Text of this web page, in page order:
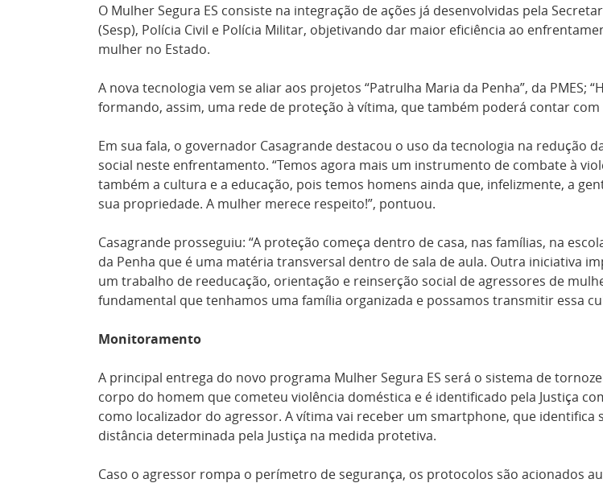
O Mulher Segura ES consiste na integração de ações já desenvolvidas pela
(Sesp), Polícia Civil e Polícia Militar, objetivando dar maior eficiência ao
mulher no Estado.
A nova tecnologia vem se aliar aos projetos “Patrulha Maria da Penha”, da PMES;
formando, assim, uma rede de proteção à vítima, que também poderá contar
Em sua fala, o governador Casagrande destacou o uso da tecnologia na redução
social neste enfrentamento. “Temos agora mais um instrumento de combate à
também a cultura e a educação, pois temos homens ainda que, infelizmente, a
sua propriedade. A mulher merece respeito!”, pontuou.
Casagrande prosseguiu: “A proteção começa dentro de casa, nas famílias, na
da Penha que é uma matéria transversal dentro de sala de aula. Outra iniciativa
um trabalho de reeducação, orientação e reinserção social de agressores de
fundamental que tenhamos uma família organizada e possamos transmitir essa
Monitoramento
A principal entrega do novo programa Mulher Segura ES será o sistema de
corpo do homem que cometeu violência doméstica e é identificado pela Justiça
como localizador do agressor. A vítima vai receber um smartphone, que
distância determinada pela Justiça na medida protetiva.
Caso o agressor rompa o perímetro de segurança, os protocolos são acionados